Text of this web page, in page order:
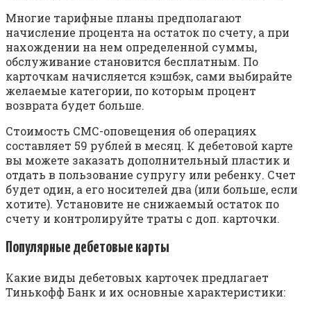
Многие тарифные планы предполагают
начисление процента на остаток по счету, а при
нахождении на нем определенной суммы,
обслуживание становится бесплатным. По
карточкам начисляется кэшбэк, сами выбирайте
желаемые категории, по которым процент
возврата будет больше.
Стоимость СМС-оповещения об операциях
составляет 59 рублей в месяц. К дебетовой карте
вы можете заказать дополнительный пластик и
отдать в пользование супругу или ребенку. Счет
будет один, а его носителей два (или больше, если
хотите). Установите не снижаемый остаток по
счету и контролируйте траты с доп. карточки.
Популярные дебетовые карты
Какие виды дебетовых карточек предлагает
Тинькофф Банк и их основные характеристики: